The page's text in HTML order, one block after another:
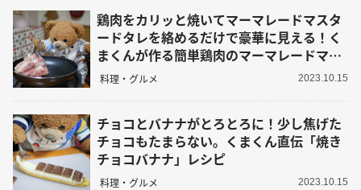
鶏肉をカリッと焼いてマーマレードマスタ
ードタレを絡めるだけで豪華に見える！く
まくんが作る簡単鶏肉のマーマレードマス
タード焼きレシピ
料理・グルメ 2023.10.15
チョコとバナナがとろとろに！少し焦げた
チョコもたまらない。くまくん直伝「焼き
チョコバナナ」レシピ
料理・グルメ 2023.10.15